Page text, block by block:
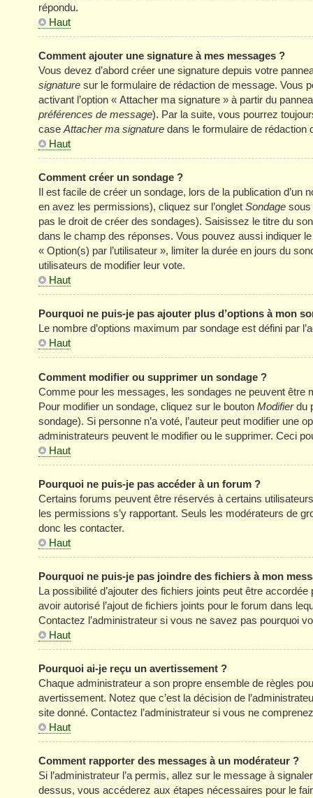
répondu.
Haut
Comment ajouter une signature à mes messages ?
Vous devez d’abord créer une signature depuis votre
signature sur le formulaire de rédaction de message. Vous
activant l’option « Attacher ma signature » à partir du
préférences de message). Par la suite, vous pourrez
case Attacher ma signature dans le formulaire de rédaction
Haut
Comment créer un sondage ?
Il est facile de créer un sondage, lors de la publication
en avez les permissions), cliquez sur l’onglet Sondage sous
pas le droit de créer des sondages). Saisissez le titre du
dans le champ des réponses. Vous pouvez aussi indiquer
« Option(s) par l’utilisateur », limiter la durée en jours du
utilisateurs de modifier leur vote.
Haut
Pourquoi ne puis-je pas ajouter plus d’options à mon
Le nombre d’options maximum par sondage est défini par
Haut
Comment modifier ou supprimer un sondage ?
Comme pour les messages, les sondages ne peuvent être
Pour modifier un sondage, cliquez sur le bouton Modifierdu
sondage). Si personne n’a voté, l’auteur peut modifier une
administrateurs peuvent le modifier ou le supprimer. Ceci
Haut
Pourquoi ne puis-je pas accéder à un forum ?
Certains forums peuvent être réservés à certains
les permissions s’y rapportant. Seuls les modérateurs de
donc les contacter.
Haut
Pourquoi ne puis-je pas joindre des fichiers à mon
La possibilité d’ajouter des fichiers joints peut être
avoir autorisé l’ajout de fichiers joints pour le forum dans
Contactez l’administrateur si vous ne savez pas pourquoi
Haut
Pourquoi ai-je reçu un avertissement ?
Chaque administrateur a son propre ensemble de règles
avertissement. Notez que c’est la décision de
site donné. Contactez l’administrateur si vous ne
Haut
Comment rapporter des messages à un modérateur ?
Si l’administrateur l’a permis, allez sur le message à
dessus, vous accéderez aux étapes nécessaires pour le